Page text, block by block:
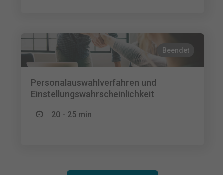
Beendet
Personalauswahlverfahren und
Einstellungswahrscheinlichkeit
20 - 25 min